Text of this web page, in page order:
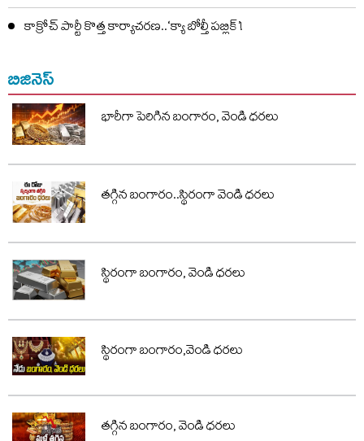
కాక్రోచ్ పార్టీ కొత్త కార్యాచరణ..‘క్యా బోల్తీ పబ్లిక్’!
బిజినెస్
భారీగా పెరిగిన బంగారం, వెండి ధరలు
తగ్గిన బంగారం..స్థిరంగా వెండి ధరలు
స్థిరంగా బంగారం, వెండి ధరలు
స్థిరంగా బంగారం,వెండి ధరలు
తగ్గిన బంగారం, వెండి ధరలు